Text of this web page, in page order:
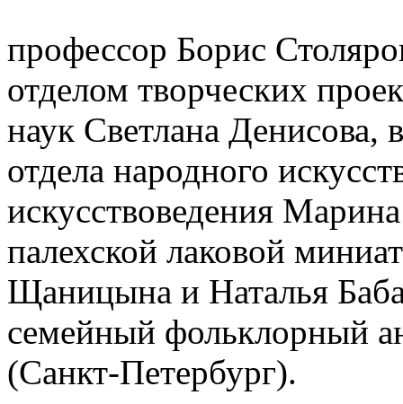
профессор Борис
отделом творческих
наук Светлана
отдела народного
искусствоведения
палехской лаковой
Щаницына и Наталья
семейный фольклорный
(Санкт-Петербург).